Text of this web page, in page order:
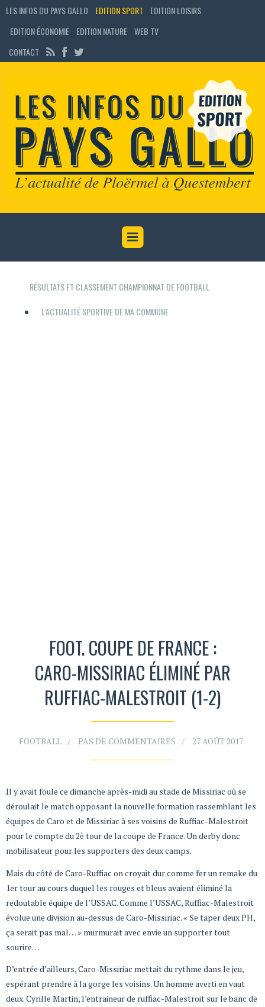
LES INFOS DU PAYS GALLO EDITION SPORT
EDITION LOISIRS
EDITION ÉCONOMIE
EDITION NATURE WEB TV
CONTACT
RÉSULTATS ET CLASSEMENT CHAMPIONNAT DE FOOTBALL
L'ACTUALITÉ SPORTIVE DE MA COMMUNE
FOOT. COUPE DE FRANCE :
CARO-MISSIRIAC ÉLIMINÉ PAR
RUFFIAC-MALESTROIT (1-2)
FOOTBALL PAS DE COMMENTAIRES 27 AOÛT 2017
Il y avait foule ce dimanche après-midi au stade de Missiriac où se
déroulait le match opposant la nouvelle formation rassemblant les
équipes de Caro et de Missiriac à ses voisins de Ruffiac-Malestroit
pour le compte du 2è tour de la coupe de France. Un derby donc
mobilisateur pour les supporters des deux camps.
Mais du côté de Caro-Ruffiac on croyait dur comme fer un remake du
1er tour au cours duquel les rouges et bleus avaient éliminé la
redoutable équipe de l’USSAC. Comme l’USSAC, Ruffiac-Malestroit
évolue une division au-dessus de Caro-Missiriac. « Se taper deux PH,
ça serait pas mal… » murmurait avec envie un supporter tout
sourire…
D’entrée d’ailleurs, Caro-Missiriac mettait du rythme dans le jeu,
espérant prendre à la gorge les voisins. Un homme averti en vaut
deux. Cyrille Martin, l’entraineur de ruffiac-Malestroit sur le banc de